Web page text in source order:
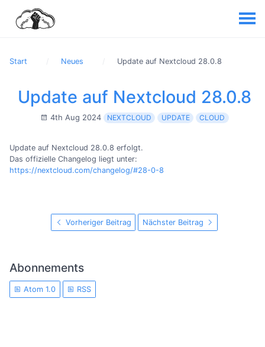
Start Neues Update auf Nextcloud 28.0.8
Update auf Nextcloud 28.0.8
4th Aug 2024 NEXTCLOUD UPDATE CLOUD
Update auf Nextcloud 28.0.8 erfolgt.
Das offizielle Changelog liegt unter:
https://nextcloud.com/changelog/#28-0-8
Vorheriger Beitrag Nächster Beitrag
Abonnements
Atom 1.0 RSS